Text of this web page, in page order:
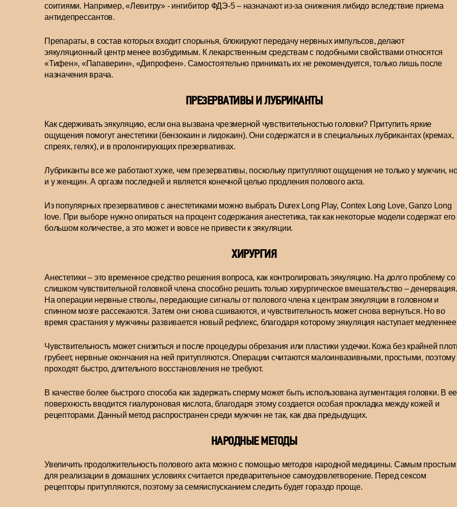
соитиями. Например, «Левитру» - ингибитор ФДЭ-5 – назначают из-за снижения либидо вследствие приема
антидепрессантов.
Препараты, в состав которых входит спорынья, блокируют передачу нервных импульсов, делают
эякуляционный центр менее возбудимым. К лекарственным средствам с подобными свойствами относятся
«Тифен», «Папаверин», «Дипрофен». Самостоятельно принимать их не рекомендуется, только лишь после
назначения врача.
ПРЕЗЕРВАТИВЫ И ЛУБРИКАНТЫ
Как сдерживать эякуляцию, если она вызвана чрезмерной чувствительностью головки? Притупить яркие
ощущения помогут анестетики (бензокаин и лидокаин). Они содержатся и в специальных лубрикантах (кремах,
спреях, гелях), и в пролонгирующих презервативах.
Лубриканты все же работают хуже, чем презервативы, поскольку притупляют ощущения не только у мужчин,
и у женщин. А оргазм последней и является конечной целью продления полового акта.
Из популярных презервативов с анестетиками можно выбрать Durex Long Play, Contex Long Love, Ganzo Long
love. При выборе нужно опираться на процент содержания анестетика, так как некоторые модели содержат его
большом количестве, а это может и вовсе не привести к эякуляции.
ХИРУРГИЯ
Анестетики – это временное средство решения вопроса, как контролировать эякуляцию. На долго проблему со
слишком чувствительной головкой члена способно решить только хирургическое вмешательство – денервация.
На операции нервные стволы, передающие сигналы от полового члена к центрам эякуляции в головном и
спинном мозге рассекаются. Затем они снова сшиваются, и чувствительность может снова вернуться. Но во
время срастания у мужчины развивается новый рефлекс, благодаря которому эякуляция наступает
Чувствительность может снизиться и после процедуры обрезания или пластики уздечки. Кожа без крайней
грубеет, нервные окончания на ней притупляются. Операции считаются малоинвазивными, простыми, поэтому
проходят быстро, длительного восстановления не требуют.
В качестве более быстрого способа как задержать сперму может быть использована аугментация головки. В ее
поверхность вводится гиалуроновая кислота, благодаря этому создается особая прокладка между кожей и
рецепторами. Данный метод распространен среди мужчин не так, как два предыдущих.
НАРОДНЫЕ МЕТОДЫ
Увеличить продолжительность полового акта можно с помощью методов народной медицины. Самым простым
для реализации в домашних условиях считается предварительное самоудовлетворение. Перед сексом
рецепторы притупляются, поэтому за семяиспусканием следить будет гораздо проще.